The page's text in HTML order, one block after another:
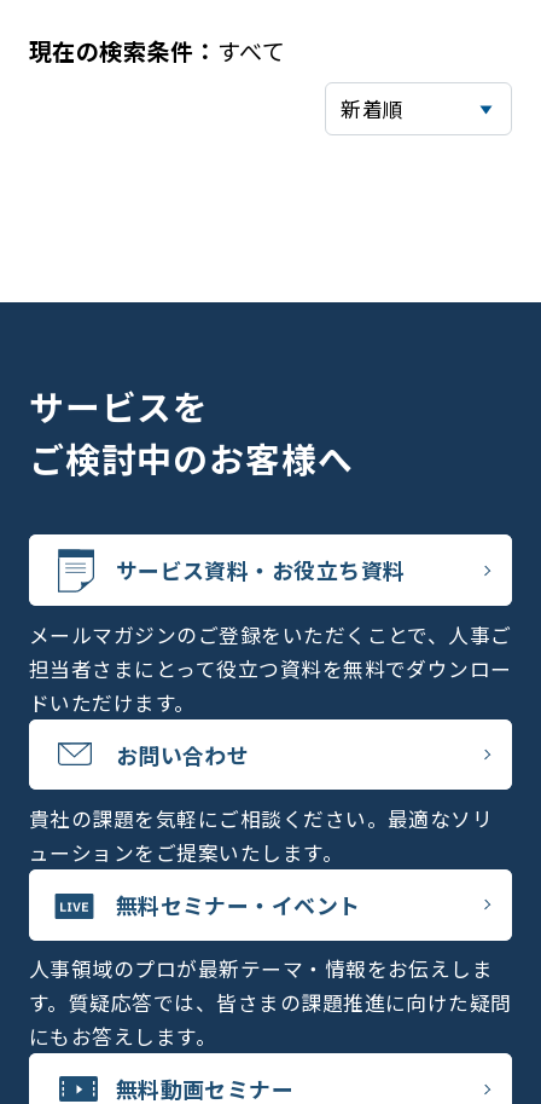
すべて
サービスを
ご検討中のお客様へ
サービス資料・お役立ち資料
メールマガジンのご登録をいただくことで、人事ご
担当者さまにとって役立つ資料を無料でダウンロー
ドいただけます。
お問い合わせ
貴社の課題を気軽にご相談ください。最適なソリ
ューションをご提案いたします。
無料セミナー・イベント
人事領域のプロが最新テーマ・情報をお伝えしま
す。質疑応答では、皆さまの課題推進に向けた疑問
にもお答えします。
無料動画セミナー